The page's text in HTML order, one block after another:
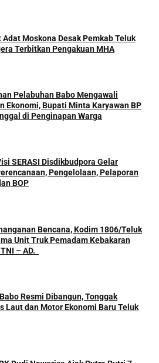
Moskona Desak Pemkab Teluk
Terbitkan Pengakuan MHA
Pelabuhan Babo Mengawali
Ekonomi, Bupati Minta Karyawan BP
di Penginapan Warga
SERASI Disdikbudpora Gelar
Pengelolaan, Pelaporan
BOP
Bencana, Kodim 1806/Teluk
Unit Truk Pemadam Kebakaran
Resmi Dibangun, Tonggak
Laut dan Motor Ekonomi Baru Teluk